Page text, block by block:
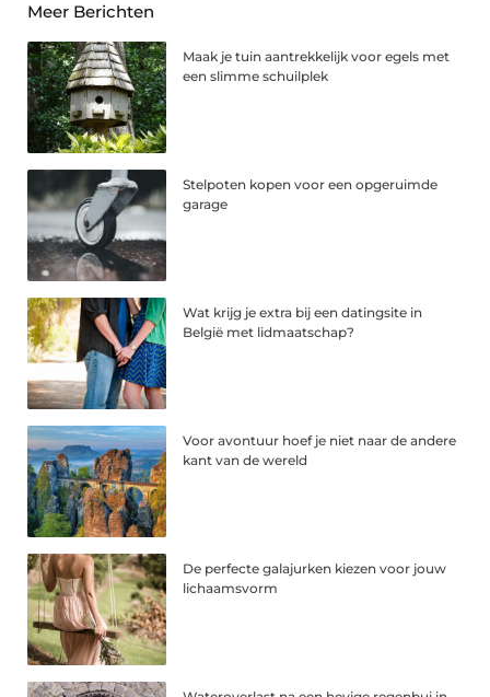
Meer Berichten
Maak je tuin aantrekkelijk voor egels met
een slimme schuilplek
Stelpoten kopen voor een opgeruimde
garage
Wat krijg je extra bij een datingsite in
België met lidmaatschap?
Voor avontuur hoef je niet naar de andere
kant van de wereld
De perfecte galajurken kiezen voor jouw
lichaamsvorm